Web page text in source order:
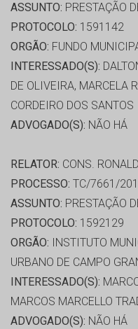
ASSUNTO: PRESTAÇÃO
PROTOCOLO: 1591142
ORGÃO: FUNDO
INTERESSADO(S):
DE OLIVEIRA, MARCELA
CORDEIRO DOS SANTOS
ADVOGADO(S): NÃO HÁ
RELATOR: CONS.
PROCESSO: TC/7661/
ASSUNTO: PRESTAÇÃO
PROTOCOLO: 1592129
ORGÃO: INSTITUTO
URBANO DE CAMPO
INTERESSADO(S):
MARCOS MARCELLO
ADVOGADO(S): NÃO HÁ